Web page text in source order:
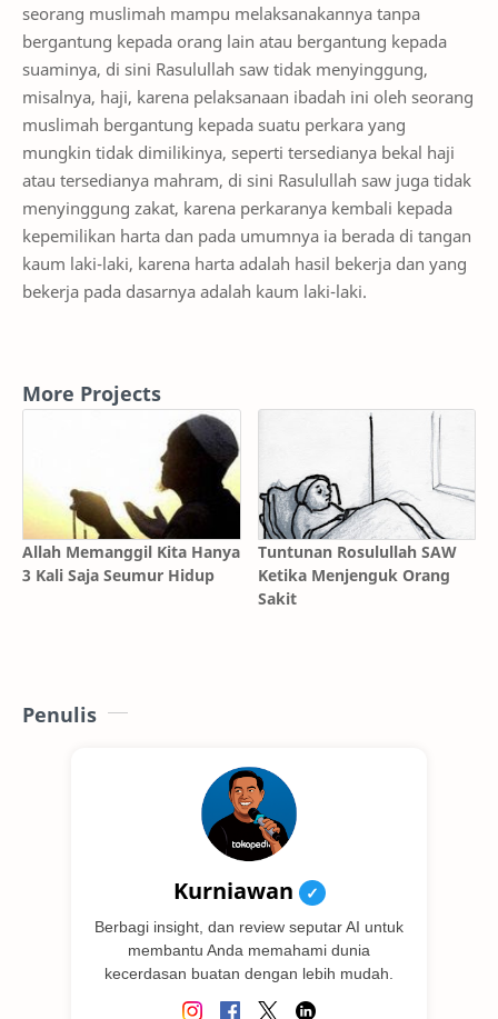
seorang muslimah mampu melaksanakannya tanpa
bergantung kepada orang lain atau bergantung kepada
suaminya, di sini Rasulullah saw tidak menyinggung,
misalnya, haji, karena pelaksanaan ibadah ini oleh seorang
muslimah bergantung kepada suatu perkara yang
mungkin tidak dimilikinya, seperti tersedianya bekal haji
atau tersedianya mahram, di sini Rasulullah saw juga tidak
menyinggung zakat, karena perkaranya kembali kepada
kepemilikan harta dan pada umumnya ia berada di tangan
kaum laki-laki, karena harta adalah hasil bekerja dan yang
bekerja pada dasarnya adalah kaum laki-laki.
More Projects
Allah Memanggil Kita Hanya
3 Kali Saja Seumur Hidup
Tuntunan Rosulullah SAW
Ketika Menjenguk Orang
Sakit
Penulis
Kurniawan ✓
Berbagi insight, dan review seputar AI untuk
membantu Anda memahami dunia
kecerdasan buatan dengan lebih mudah.